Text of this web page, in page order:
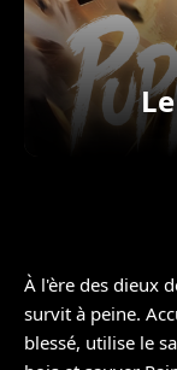
À l'ère des dieux
survit à peine.
blessé, utilise le